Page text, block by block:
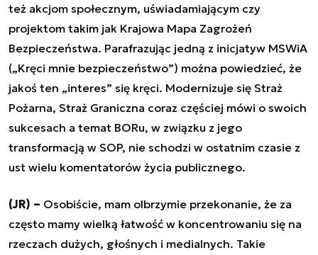
też akcjom społecznym, uświadamiającym czy
projektom takim jak Krajowa Mapa Zagrożeń
Bezpieczeństwa. Parafrazując jedną z inicjatyw MSWiA
(„Kręci mnie bezpieczeństwo”) można powiedzieć, że
jakoś ten „interes” się kręci. Modernizuje się Straż
Pożarna, Straż Graniczna coraz częściej mówi o swoich
sukcesach a temat BORu, w związku z jego
transformacją w SOP, nie schodzi w ostatnim czasie z
ust wielu komentatorów życia publicznego.
(JR) – Osobiście, mam olbrzymie przekonanie, że za
często mamy wielką łatwość w koncentrowaniu się na
rzeczach dużych, głośnych i medialnych. Takie